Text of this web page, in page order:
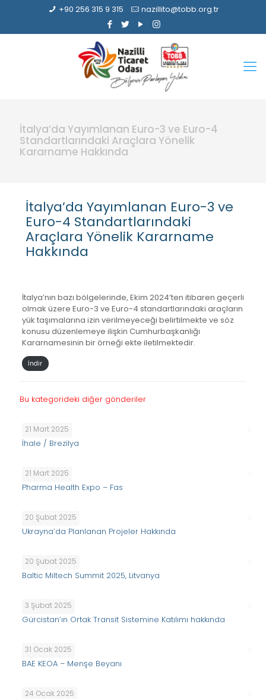
+90 256 315 9 315 nazillito@tobb.org.tr
İtalya’da Yayımlanan Euro-3 ve Euro-4
Standartlarındaki Araçlara Yönelik
Kararname Hakkında
İtalya’da Yayımlanan Euro-3 ve
Euro-4 Standartlarındaki
Araçlara Yönelik Kararname
Hakkında
İtalya’nın bazı bölgelerinde, Ekim 2024’ten itibaren geçerli
olmak üzere Euro-3 ve Euro-4 standartlarındaki araçların
yük taşımalarına izin verilmeyeceği belirtilmekte ve söz
konusu düzenlemeye ilişkin Cumhurbaşkanlığı
Kararnamesinin bir örneği ekte iletilmektedir.
İndir
Bu kategorideki diğer gönderiler
21 Mart 2025
İhale / Brezilya
21 Mart 2025
Pharma Health Expo – Fas
20 Şubat 2025
Ukrayna’da Planlanan Projeler Hakkında
20 Şubat 2025
Baltic Miltech Summit 2025, Litvanya
3 Şubat 2025
Gürcistan’ın Ortak Transit Sistemine Katılımı hakkında
31 Ocak 2025
BAE KEOA – Menşe Beyanı
24 Ocak 2025